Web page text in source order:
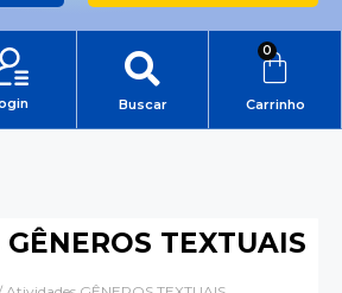
Buscar
0
Carrinho
TEXTUAIS